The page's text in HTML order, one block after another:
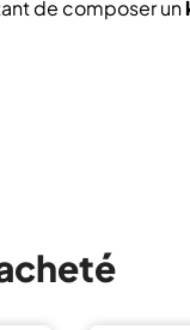
de composer un